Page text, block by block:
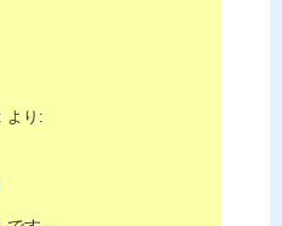
より: